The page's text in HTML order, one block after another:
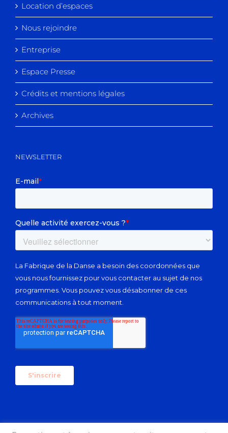
Location d’espaces
Nous rejoindre
Entreprise
Espace Presse
Crédits et mentions légales
Archives
NEWSLETTER